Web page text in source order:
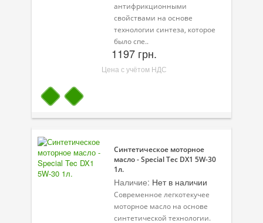
антифрикционными
свойствами на основе
технологии синтеза, которое
было спе..
1197 грн.
Цена с учётом НДС
Синтетическое моторное
масло - Special Tec DX1 5W-30
1л.
Наличие: Нет в наличии
Современное легкотекучее
моторное масло на основе
синтетической технологии.